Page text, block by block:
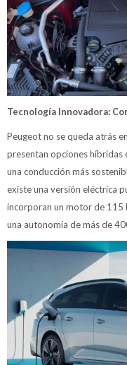
Tecnología Innovadora:
Peugeot no se queda atrás
presentan opciones híbridas
una conducción más
existe una versión eléctrica
incorporan un motor de 115
una autonomía de más de